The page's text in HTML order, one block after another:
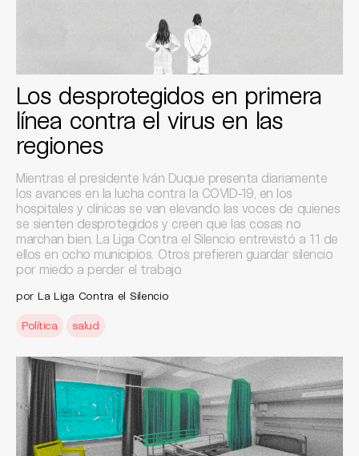
Los desprotegidos en primera
línea contra el virus en las
regiones
Mientras el presidente Iván Duque presenta diariamente
los avances en la lucha contra la COVID-19, en los
hospitales y clínicas se van elevando las voces de quienes
se sienten desprotegidos y creen que las cosas no
marchan bien. La Liga Contra el Silencio entrevistó a 11 de
ellos en ocho municipios. Otros prefieren guardar silencio
por miedo a perder el trabajo.
por La Liga Contra el Silencio
Política salud